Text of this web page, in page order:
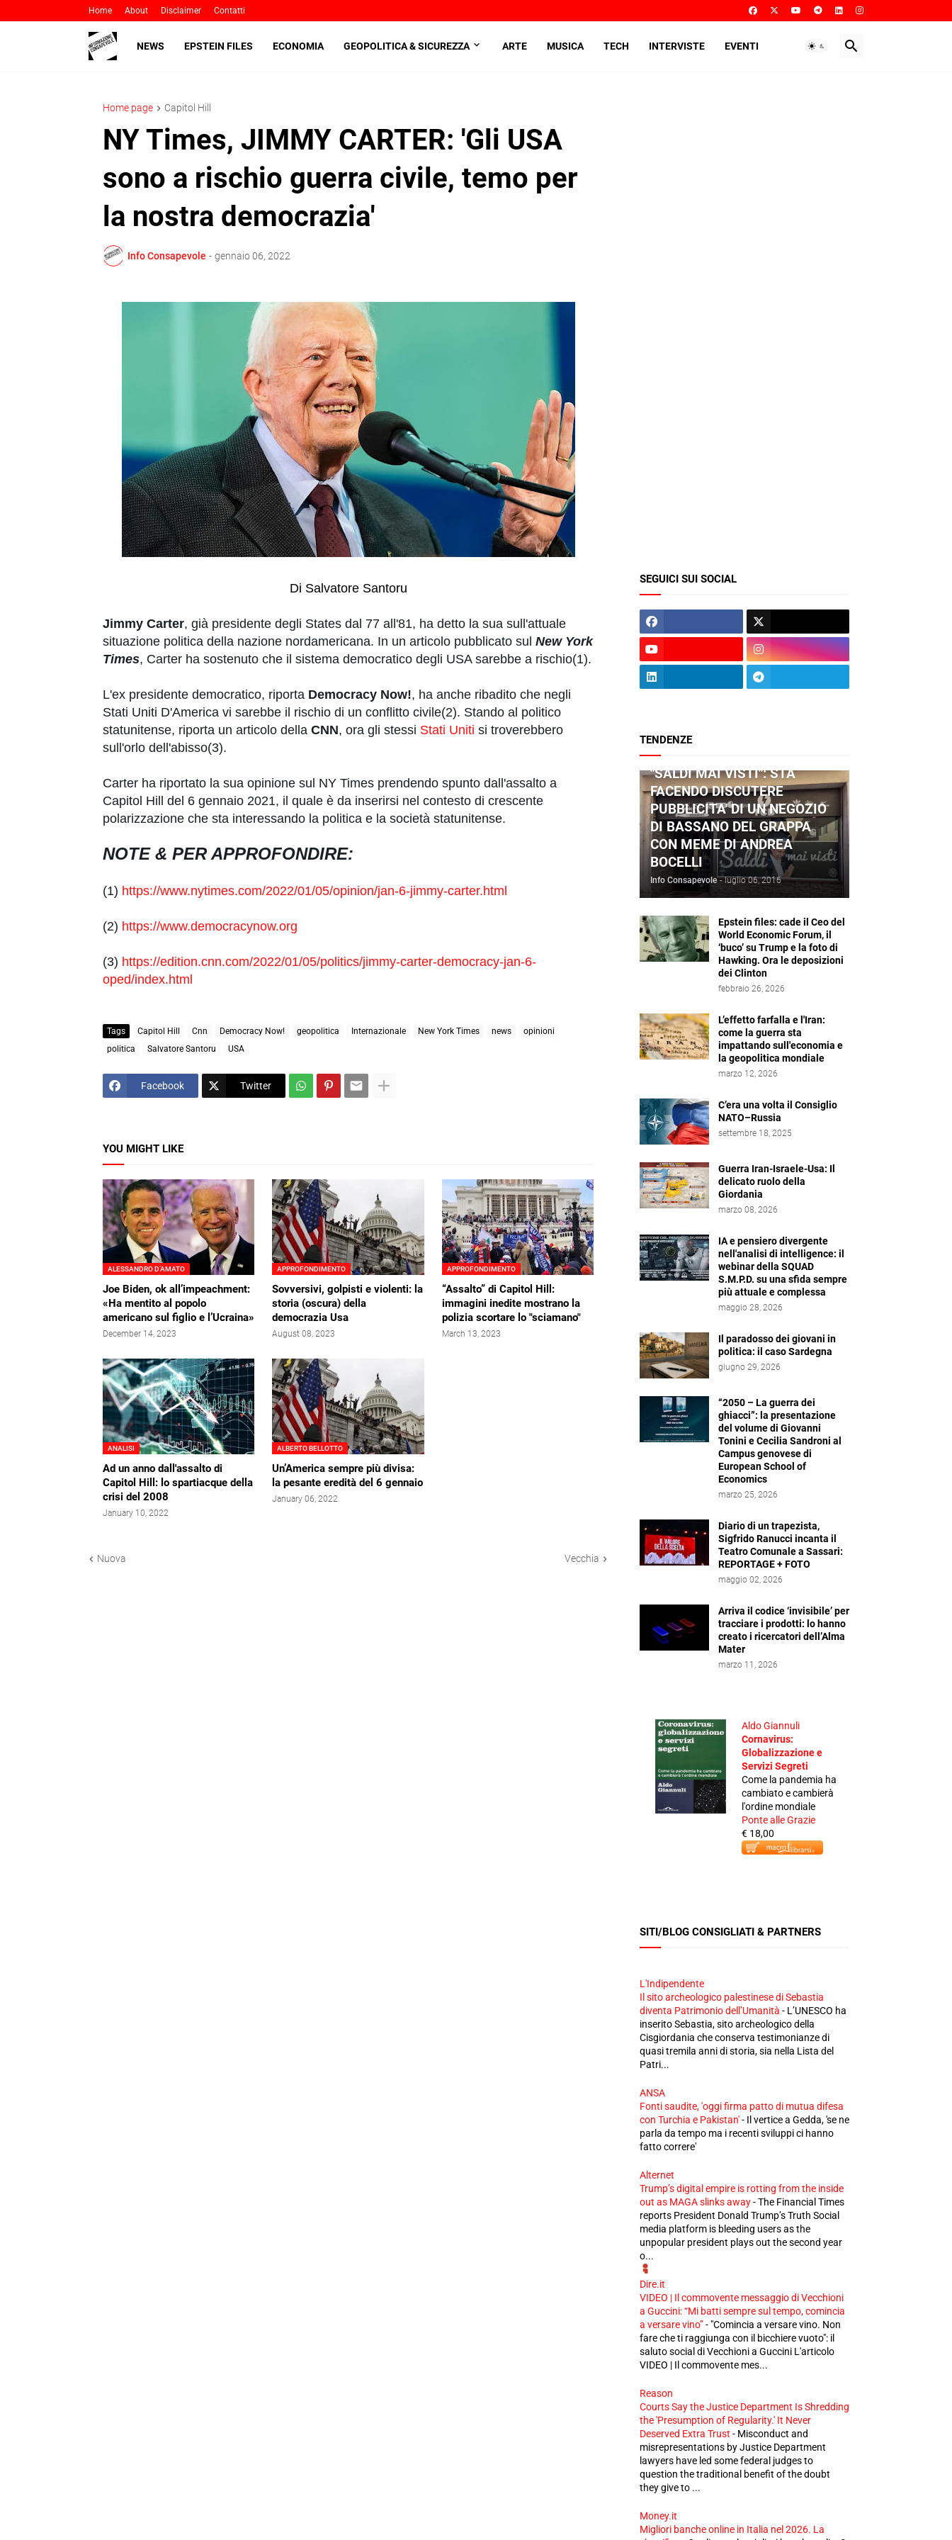
Home About Disclaimer Contatti
NEWS EPSTEIN FILES ECONOMIA GEOPOLITICA & SICUREZZA ARTE MUSICA TECH INTERVISTE EVENTI
Home page Capitol Hill
NY Times, JIMMY CARTER: 'Gli USA
sono a rischio guerra civile, temo per
la nostra democrazia'
Info Consapevole - gennaio 06, 2022
Di Salvatore Santoru
Jimmy Carter, già presidente degli States dal 77 all'81, ha detto la sua sull'attuale
situazione politica della nazione nordamericana. In un articolo pubblicato sul New York
Times, Carter ha sostenuto che il sistema democratico degli USA sarebbe a rischio(1).
L'ex presidente democratico, riporta Democracy Now!, ha anche ribadito che negli
Stati Uniti D'America vi sarebbe il rischio di un conflitto civile(2). Stando al politico
statunitense, riporta un articolo della CNN, ora gli stessi Stati Uniti si troverebbero
sull'orlo dell'abisso(3).
Carter ha riportato la sua opinione sul NY Times prendendo spunto dall'assalto a
Capitol Hill del 6 gennaio 2021, il quale è da inserirsi nel contesto di crescente
polarizzazione che sta interessando la politica e la società statunitense.
NOTE & PER APPROFONDIRE:
(1) https://www.nytimes.com/2022/01/05/opinion/jan-6-jimmy-carter.html
(2) https://www.democracynow.org
(3) https://edition.cnn.com/2022/01/05/politics/jimmy-carter-democracy-jan-6-
oped/index.html
Tags Capitol Hill Cnn Democracy Now! geopolitica Internazionale New York Times news
opinioni
politica
Salvatore Santoru USA
Facebook Twitter
YOU MIGHT LIKE
ALESSANDRO D’AMATO
Joe Biden, ok all’impeachment:
«Ha mentito al popolo
americano sul figlio e l’Ucraina»
December 14, 2023
APPROFONDIMENTO
Sovversivi, golpisti e violenti: la
storia (oscura) della
democrazia Usa
August 08, 2023
APPROFONDIMENTO
“Assalto” di Capitol Hill:
immagini inedite mostrano la
polizia scortare lo "sciamano"
March 13, 2023
ANALISI
Ad un anno dall'assalto di
Capitol Hill: lo spartiacque della
crisi del 2008
January 10, 2022
ALBERTO BELLOTTO
Un’America sempre più divisa:
la pesante eredità del 6 gennaio
January 06, 2022
Nuova Vecchia
SEGUICI SUI SOCIAL
TENDENZE
"SALDI MAI VISTI": STA
FACENDO DISCUTERE
PUBBLICITA' DI UN NEGOZIO
DI BASSANO DEL GRAPPA
CON MEME DI ANDREA
BOCELLI
Info Consapevole - luglio 06, 2016
Epstein files: cade il Ceo del
World Economic Forum, il
‘buco’ su Trump e la foto di
Hawking. Ora le deposizioni
dei Clinton
febbraio 26, 2026
L’effetto farfalla e l'Iran:
come la guerra sta
impattando sull'economia e
la geopolitica mondiale
marzo 12, 2026
C’era una volta il Consiglio
NATO–Russia
settembre 18, 2025
Guerra Iran-Israele-Usa: Il
delicato ruolo della
Giordania
marzo 08, 2026
IA e pensiero divergente
nell'analisi di intelligence: il
webinar della SQUAD
S.M.P.D. su una sfida sempre
più attuale e complessa
maggio 28, 2026
Il paradosso dei giovani in
politica: il caso Sardegna
giugno 29, 2026
“2050 – La guerra dei
ghiacci”: la presentazione
del volume di Giovanni
Tonini e Cecilia Sandroni al
Campus genovese di
European School of
Economics
marzo 25, 2026
Diario di un trapezista,
Sigfrido Ranucci incanta il
Teatro Comunale a Sassari:
REPORTAGE + FOTO
maggio 02, 2026
Arriva il codice ‘invisibile’ per
tracciare i prodotti: lo hanno
creato i ricercatori dell’Alma
Mater
marzo 11, 2026
Aldo Giannuli
Cornavirus:
Globalizzazione e
Servizi Segreti
Come la pandemia ha
cambiato e cambierà
l'ordine mondiale
Ponte alle Grazie
€ 18,00
SITI/BLOG CONSIGLIATI & PARTNERS
L'Indipendente
Il sito archeologico palestinese di Sebastia
diventa Patrimonio dell’Umanità - L’UNESCO ha
inserito Sebastia, sito archeologico della
Cisgiordania che conserva testimonianze di
quasi tremila anni di storia, sia nella Lista del
Patri...
ANSA
Fonti saudite, 'oggi firma patto di mutua difesa
con Turchia e Pakistan'- Il vertice a Gedda, 'se ne
parla da tempo ma i recenti sviluppi ci hanno
fatto correre'
Alternet
Trump’s digital empire is rotting from the inside
out as MAGA slinks away-The Financial Times
reports President Donald Trump’s Truth Social
media platform is bleeding users as the
unpopular president plays out the second year
o...
Dire.it
VIDEO | Il commovente messaggio di Vecchioni
a Guccini: “Mi batti sempre sul tempo, comincia
a versare vino”- "Comincia a versare vino. Non
fare che ti raggiunga con il bicchiere vuoto": il
saluto social di Vecchioni a Guccini L'articolo
VIDEO | Il commovente mes...
Reason
Courts Say the Justice Department Is Shredding
the 'Presumption of Regularity.' It Never
Deserved Extra Trust - Misconduct and
misrepresentations by Justice Department
lawyers have led some federal judges to
question the traditional benefit of the doubt
they give to ...
Money.it
Migliori banche online in Italia nel 2026. La